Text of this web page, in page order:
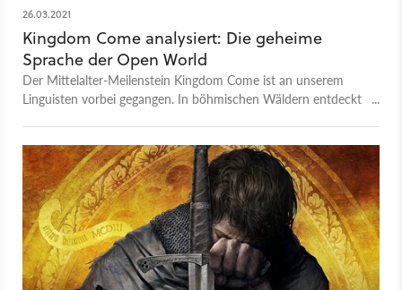
26.03.2021
Kingdom Come analysiert: Die geheime
Sprache der Open World
Der Mittelalter-Meilenstein Kingdom Come ist an unserem
Linguisten vorbei gegangen. In böhmischen Wäldern entdeckt